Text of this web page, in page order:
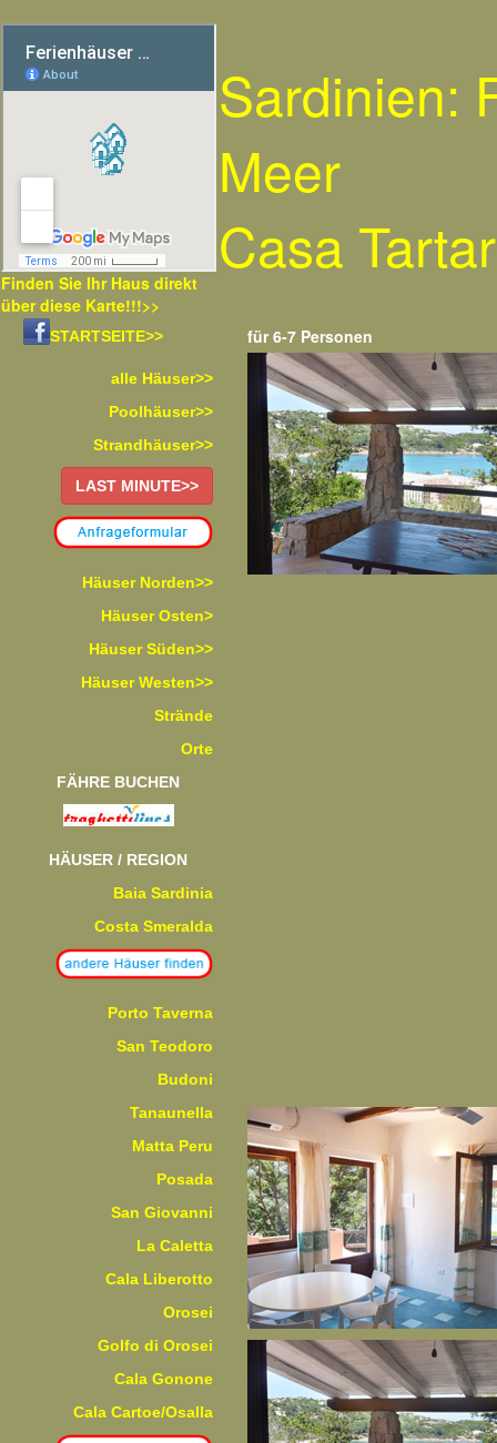
Finden Sie Ihr Haus direkt
über diese Karte!!!>>
Sardinien:
Meer
Casa
STARTSEITE>>
alle Häuser>>
Poolhäuser>>
Strandhäuser>>
LAST MINUTE>>
Häuser Norden>>
Häuser Osten>
Häuser Süden>>
Häuser Westen>>
Strände
Orte
FÄHRE BUCHEN
HÄUSER / REGION
Baia Sardinia
Costa Smeralda
Porto Taverna
San Teodoro
Budoni
Tanaunella
Matta Peru
Posada
San Giovanni
La Caletta
Cala Liberotto
Orosei
Golfo di Orosei
Cala Gonone
Cala Cartoe/Osalla
für 6-7 Personen